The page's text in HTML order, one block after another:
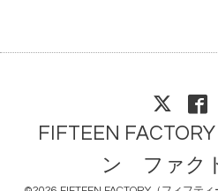
FIFTEEN
ン ファク